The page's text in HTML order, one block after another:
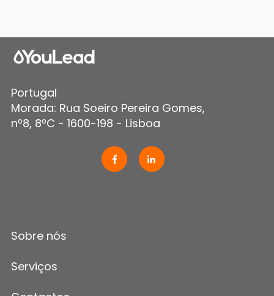
Portugal
Morada: Rua Soeiro Pereira Gomes,
nº8, 8ºC - 1600-198 - Lisboa
Sobre nós
Serviços